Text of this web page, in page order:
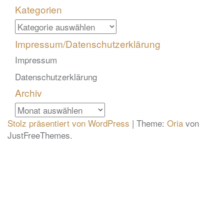
Kategorien
Kategorien
Impressum/Datenschutzerklärung
Impressum
Datenschutzerklärung
Archiv
Archiv
Stolz präsentiert von WordPress | Theme: Oria von
JustFreeThemes.